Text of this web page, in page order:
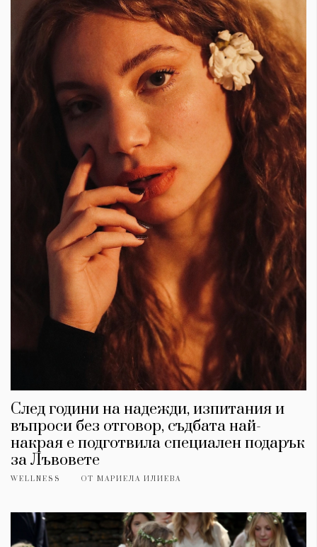
След години на надежди, изпитания и
въпроси без отговор, съдбата най-
накрая е подготвила специален подарък
за Лъвовете
WELLNESS ОТ МАРИЕЛА ИЛИЕВА
Красота
Цветно
ЗА НАС
Условия за
ползване
За нас
Реклама
Политика за
поверителност
ModerenDom
СЛЕДВАЙТЕ НИ
Instagram Twitter
Soundcloud
Ако нашият сайт ви харесва, можете да се абонирате за
седмичния ни нюзлетър тук:
© 2026, HighViewArt | Всички права запазени